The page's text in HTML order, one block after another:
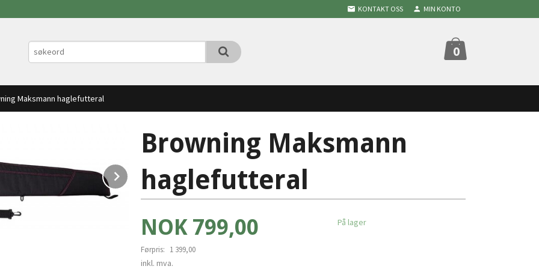
KONTAKT OSS MIN KONTO
0
Maksmann haglefutteral
Next
Browning Maksmann
haglefutteral
Tilbud
NOK 799,00
Førpris: 1 399,00
Rabatt
inkl. mva.
På lager